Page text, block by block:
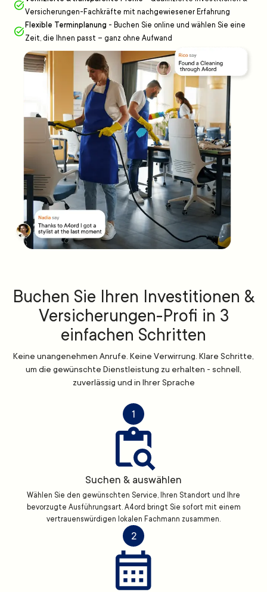
Versicherungen-Fachkräfte mit nachgewiesener Erfahrung
Flexible Terminplanung - Buchen Sie online und wählen Sie eine
Zeit, die Ihnen passt – ganz ohne Aufwand
Buchen Sie Ihren Investitionen &
Versicherungen-Profi in 3
einfachen Schritten
Keine unangenehmen Anrufe. Keine Verwirrung. Klare Schritte,
um die gewünschte Dienstleistung zu erhalten - schnell,
zuverlässig und in Ihrer Sprache
1
Suchen & auswählen
Wählen Sie den gewünschten Service, Ihren Standort und Ihre
bevorzugte Ausführungsart. A4ord bringt Sie sofort mit einem
vertrauenswürdigen lokalen Fachmann zusammen.
2